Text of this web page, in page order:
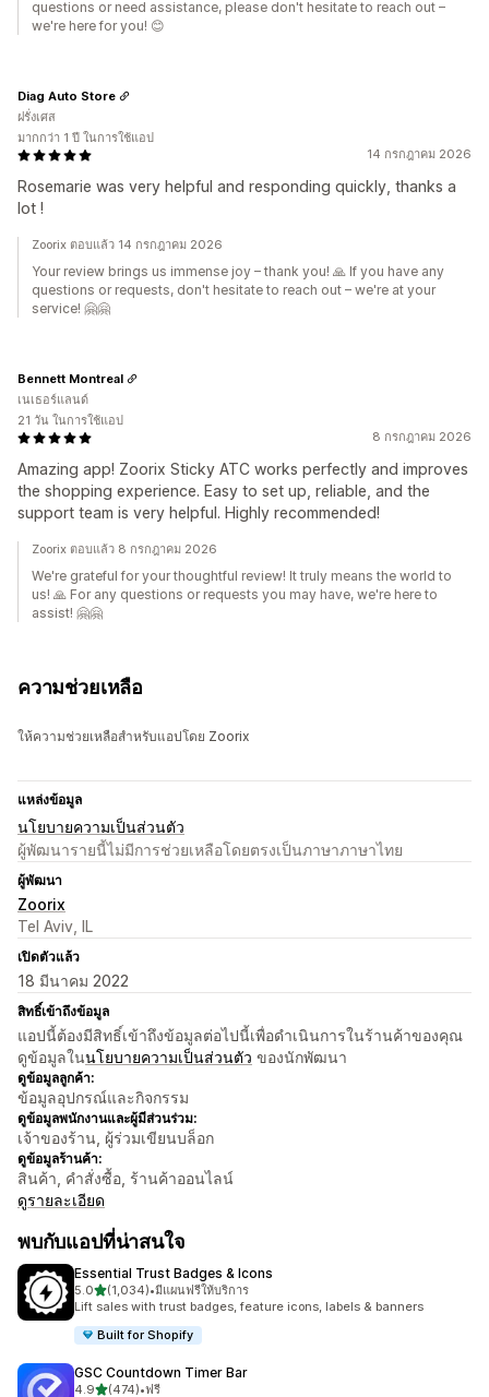
questions or need assistance, please don't hesitate to reach out –
we're here for you! 😊
14 กรกฎาคม 2026
Rosemarie was very helpful and responding quickly, thanks a
lot !
Diag Auto Store
ฝรั่งเศส
มากกว่า 1 ปี ในการใช้แอป
Zoorix ตอบแล้ว 14 กรกฎาคม 2026
Your review brings us immense joy – thank you! 🙏 If you have any
questions or requests, don't hesitate to reach out – we're at your
service! 🤗🤗
8 กรกฎาคม 2026
Amazing app! Zoorix Sticky ATC works perfectly and improves
the shopping experience. Easy to set up, reliable, and the
support team is very helpful. Highly recommended!
Bennett Montreal
เนเธอร์แลนด์
21 วัน ในการใช้แอป
Zoorix ตอบแล้ว 8 กรกฎาคม 2026
We're grateful for your thoughtful review! It truly means the world to
us! 🙏 For any questions or requests you may have, we're here to
assist! 🤗🤗
ความช่วยเหลือ
ให้ความช่วยเหลือสำหรับแอปโดย Zoorix
แหล่งข้อมูล
นโยบายความเป็นส่วนตัว
ผู้พัฒนารายนี้ไม่มีการช่วยเหลือโดยตรงเป็นภาษาภาษาไทย
ผู้พัฒนา
Zoorix
Tel Aviv, IL
เปิดตัวแล้ว
18 มีนาคม 2022
สิทธิ์เข้าถึงข้อมูล
แอปนี้ต้องมีสิทธิ์เข้าถึงข้อมูลต่อไปนี้เพื่อดำเนินการในร้านค้าของคุณ
ดูข้อมูลในนโยบายความเป็นส่วนตัว ของนักพัฒนา
ดูข้อมูลลูกค้า:
ข้อมูลอุปกรณ์และกิจกรรม
ดูข้อมูลพนักงานและผู้มีส่วนร่วม:
เจ้าของร้าน, ผู้ร่วมเขียนบล็อก
ดูข้อมูลร้านค้า:
สินค้า, คำสั่งซื้อ, ร้านค้าออนไลน์
ดูรายละเอียด
พบกับแอปที่น่าสนใจ
Essential Trust Badges & Icons
5.0เต็ม 5 ดาว
(1,034)
ทั้งหมด 1034 รีวิว
•มีแผนฟรีให้บริการ
Lift sales with trust badges, feature icons, labels & banners
Built for Shopify
GSC Countdown Timer Bar
4.9เต็ม 5 ดาว
(474)•ฟรี